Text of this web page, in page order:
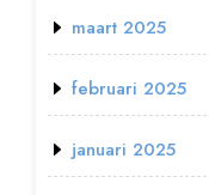
maart 2025
februari 2025
januari 2025